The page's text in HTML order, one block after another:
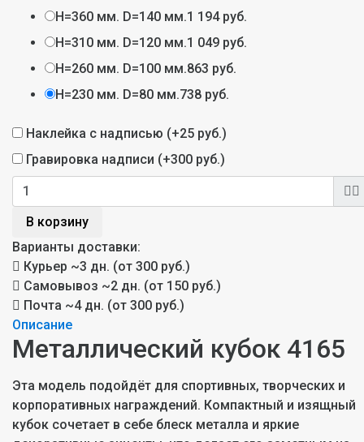
H=360 мм. D=140 мм.1 194 руб.
H=310 мм. D=120 мм.1 049 руб.
H=260 мм. D=100 мм.863 руб.
H=230 мм. D=80 мм.738 руб.
Наклейка с надписью (+25 руб.)
Гравировка надписи (+300 руб.)
В корзину
Варианты доставки:
Курьер ~3 дн. (от 300 руб.)
Самовывоз ~2 дн. (от 150 руб.)
Почта ~4 дн. (от 300 руб.)
Описание
Металлический кубок 4165
Эта модель подойдёт для спортивных, творческих и
корпоративных награждений. Компактный и изящный
кубок сочетает в себе блеск металла и яркие